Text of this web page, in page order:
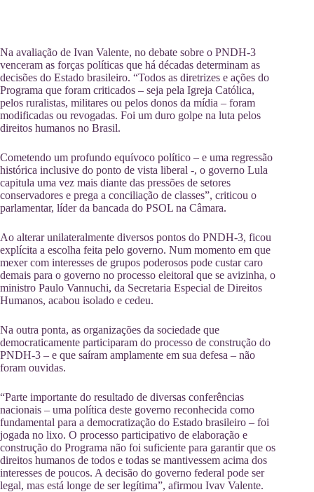
Na avaliação de Ivan Valente, no debate sobre o PNDH-3
venceram as forças políticas que há décadas determinam as
decisões do Estado brasileiro. “Todos as diretrizes e ações do
Programa que foram criticados – seja pela Igreja Católica,
pelos ruralistas, militares ou pelos donos da mídia – foram
modificadas ou revogadas. Foi um duro golpe na luta pelos
direitos humanos no Brasil.
Cometendo um profundo equívoco político – e uma regressão
histórica inclusive do ponto de vista liberal -, o governo Lula
capitula uma vez mais diante das pressões de setores
conservadores e prega a conciliação de classes”, criticou o
parlamentar, líder da bancada do PSOL na Câmara.
Ao alterar unilateralmente diversos pontos do PNDH-3, ficou
explícita a escolha feita pelo governo. Num momento em que
mexer com interesses de grupos poderosos pode custar caro
demais para o governo no processo eleitoral que se avizinha, o
ministro Paulo Vannuchi, da Secretaria Especial de Direitos
Humanos, acabou isolado e cedeu.
Na outra ponta, as organizações da sociedade que
democraticamente participaram do processo de construção do
PNDH-3 – e que saíram amplamente em sua defesa – não
foram ouvidas.
“Parte importante do resultado de diversas conferências
nacionais – uma política deste governo reconhecida como
fundamental para a democratização do Estado brasileiro – foi
jogada no lixo. O processo participativo de elaboração e
construção do Programa não foi suficiente para garantir que os
direitos humanos de todos e todas se mantivessem acima dos
interesses de poucos. A decisão do governo federal pode ser
legal, mas está longe de ser legítima”, afirmou Ivav Valente.